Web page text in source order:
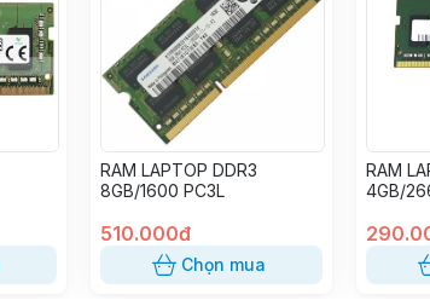
RAM LAPTOP DDR3
8GB/1600 PC3L
510.000đ
Chọn mua
RAM
4GB/